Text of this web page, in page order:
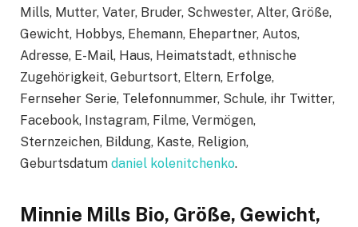
Mills, Mutter, Vater, Bruder, Schwester, Alter, Größe,
Gewicht, Hobbys, Ehemann, Ehepartner, Autos,
Adresse, E-Mail, Haus, Heimatstadt, ethnische
Zugehörigkeit, Geburtsort, Eltern, Erfolge,
Fernseher Serie, Telefonnummer, Schule, ihr Twitter,
Facebook, Instagram, Filme, Vermögen,
Sternzeichen, Bildung, Kaste, Religion,
Geburtsdatum daniel kolenitchenko.
Minnie Mills Bio, Größe, Gewicht,